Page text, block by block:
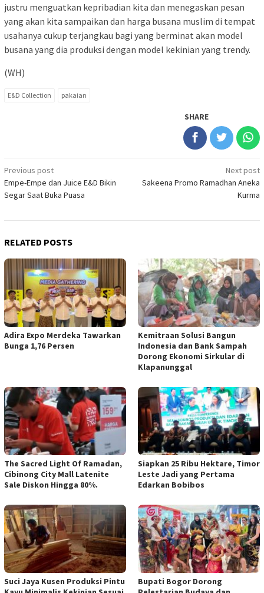
justru menguatkan kepribadian kita dan menegaskan pesan
yang akan kita sampaikan dan harga busana muslim di tempat
usahanya cukup terjangkau bagi yang berminat akan model
busana yang dia produksi dengan model kekinian yang trendy.
(WH)
E&D Collection pakaian
SHARE
Post
navigation
Previous post
Empe-Empe dan Juice E&D Bikin
Segar Saat Buka Puasa
Next post
Sakeena Promo Ramadhan Aneka
Kurma
RELATED POSTS
Adira Expo Merdeka Tawarkan
Bunga 1,76 Persen
Kemitraan Solusi Bangun
Indonesia dan Bank Sampah
Dorong Ekonomi Sirkular di
Klapanunggal
The Sacred Light Of Ramadan,
Cibinong City Mall Latenite
Sale Diskon Hingga 80%.
Siapkan 25 Ribu Hektare, Timor
Leste Jadi yang Pertama
Edarkan Bobibos
Suci Jaya Kusen Produksi Pintu
Bupati Bogor Dorong